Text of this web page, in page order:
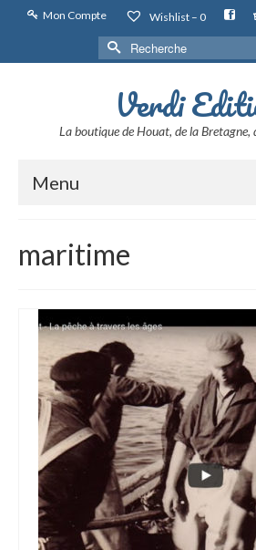
Mon Compte Wishlist – 0
Rechercher :
Verdi
La boutique de Houat, de la Bretagne,
Menu
maritime